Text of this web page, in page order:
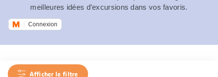
meilleures idées d’excursions dans vos favoris.
Connexion
Afficher le filtre